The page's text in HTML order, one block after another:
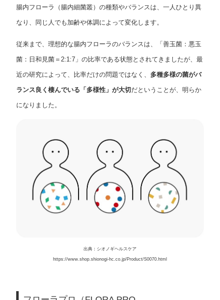
腸内フローラ（腸内細菌叢）の種類やバランスは、一人ひとり異
なり、同じ人でも加齢や体調によって変化します。
従来まで、理想的な腸内フローラのバランスは、「善玉菌：悪玉
菌：日和見菌＝2:1:7」の比率である状態とされてきましたが、最
近の研究によって、比率だけの問題ではなく、 多種多様の菌がバ
ランス良く棲んでいる「多様性」が大切 だということが、明らか
になりました。
出典：シオノギヘルスケア
https://www.shop.shionogi-hc.co.jp/Product/S0070.html